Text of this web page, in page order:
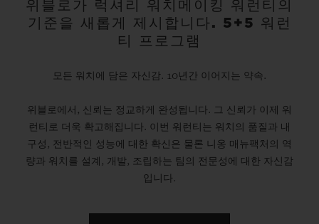
by the Big Bang with a barrel shape. This is
a unique case construction that enables an
infinite number of combinations of
Hublot HUB4700 movement, considered
by connoisseurs as one of the best Swiss
chronographs ever made.
위블로가 럭셔리 워치메이킹 워런티의
기준을 새롭게 제시합니다. 5+5 워런
티 프로그램
모든 워치에 담은 자신감. 10년간 이어지는 약속.
위블로에서, 신뢰는 정교하게 완성됩니다. 그 신뢰가 이제 워
런티로 더욱 확고해집니다. 이번 워런티는 워치의 품질과 내
구성, 전반적인 성능에 대한 확신은 물론 니옹 매뉴팩처의 역
량과 워치를 설계, 개발, 조립하는 팀의 전문성에 대한 자신감
입니다.